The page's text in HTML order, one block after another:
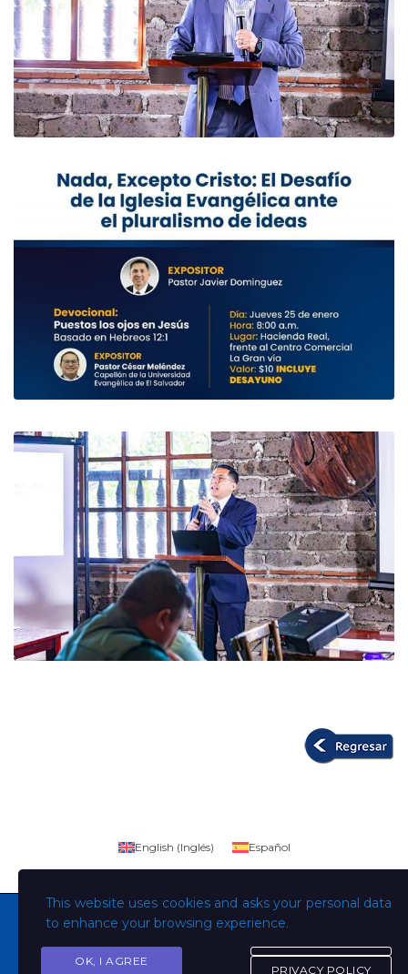
Copyright © Todos los derechos son de la Universidad
This website uses cookies and asks your personal data
to enhance your browsing experience.
OK, I AGREE
PRIVACY POLICY
English (Inglés) Español